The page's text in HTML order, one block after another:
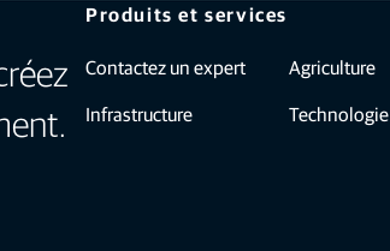
Produits et services
Contactez un expert
Infrastructure
Agriculture
Technologie